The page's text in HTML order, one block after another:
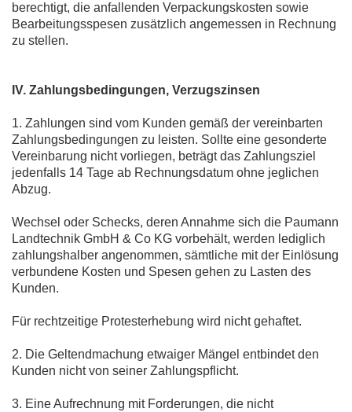
berechtigt, die anfallenden Verpackungskosten sowie
Bearbeitungsspesen zusätzlich angemessen in Rechnung
zu stellen.
IV. Zahlungsbedingungen, Verzugszinsen
1. Zahlungen sind vom Kunden gemäß der vereinbarten
Zahlungsbedingungen zu leisten. Sollte eine gesonderte
Vereinbarung nicht vorliegen, beträgt das Zahlungsziel
jedenfalls 14 Tage ab Rechnungsdatum ohne jeglichen
Abzug.
Wechsel oder Schecks, deren Annahme sich die Paumann
Landtechnik GmbH & Co KG vorbehält, werden lediglich
zahlungshalber angenommen, sämtliche mit der Einlösung
verbundene Kosten und Spesen gehen zu Lasten des
Kunden.
Für rechtzeitige Protesterhebung wird nicht gehaftet.
2. Die Geltendmachung etwaiger Mängel entbindet den
Kunden nicht von seiner Zahlungspflicht.
3. Eine Aufrechnung mit Forderungen, die nicht